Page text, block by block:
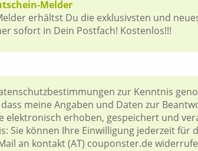
Melder
erhältst Du die exklusivsten und
sofort in Dein Postfach! Kostenlos!!!
zur Kenntnis
meine Angaben und Daten zur
elektronisch erhoben, gespeichert und
Sie können Ihre Einwilligung jederzeit für
an kontakt (AT) couponster.de